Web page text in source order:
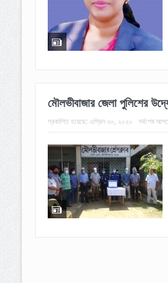
মৌলভীবাজার জেলা পুলিশের
প্রকাশিত হয়েছে: এপ্রিল ৩০, ২০২০ সর্বশেষ